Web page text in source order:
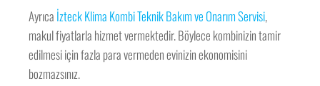
Ayrıca İzteck Klima Kombi Teknik Bakım ve Onarım Servisi,
makul fiyatlarla hizmet vermektedir. Böylece kombinizin tamir
edilmesi için fazla para vermeden evinizin ekonomisini
bozmazsınız.